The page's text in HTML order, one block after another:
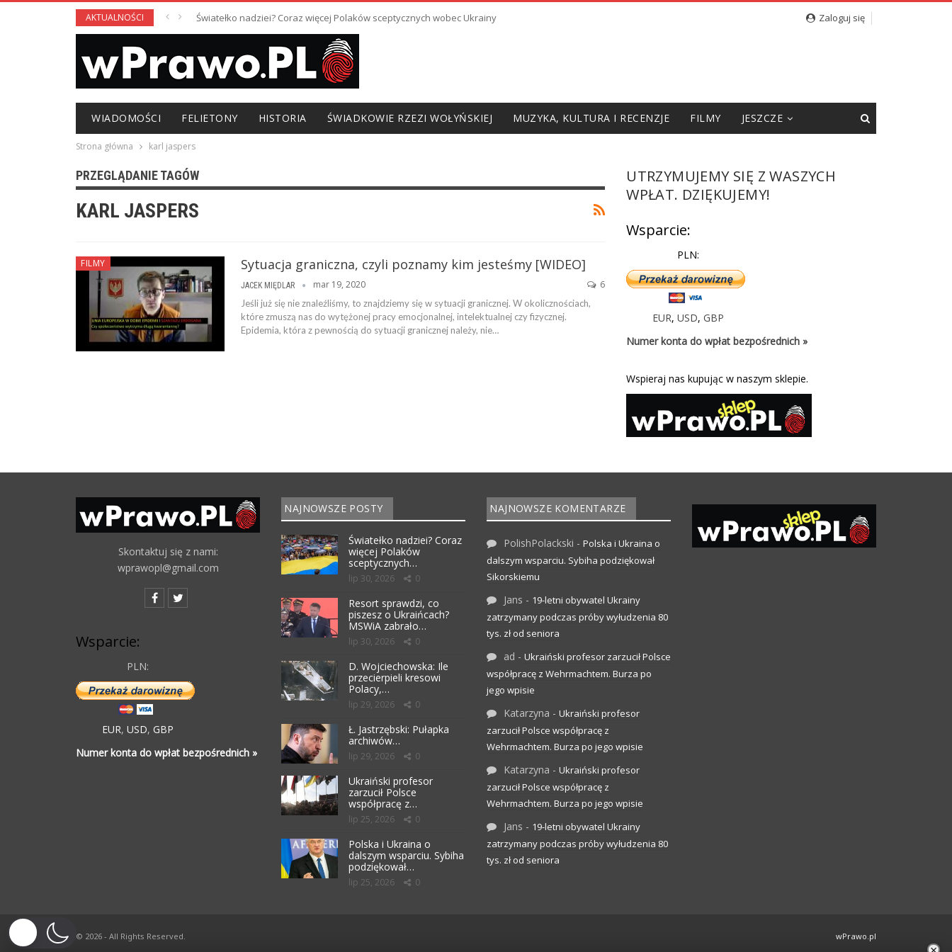
AKTUALNOŚCI Światełko nadziei? Coraz więcej Polaków sceptycznych wobec Ukrainy Zaloguj się
WIADOMOŚCI FELIETONY HISTORIA ŚWIADKOWIE RZEZI WOŁYŃSKIEJ MUZYKA, KULTURA I RECENZJE FILMY JESZCZE
Strona główna karl jaspers
PRZEGLĄDANIE TAGÓW
KARL JASPERS
FILMY Sytuacja graniczna, czyli poznamy kim jesteśmy [WIDEO]
JACEK MIĘDLAR mar 19, 2020 6
Jeśli już się nie znaleźliśmy, to znajdziemy się w sytuacji granicznej. W okolicznościach,
które zmuszą nas do wytężonej pracy emocjonalnej, intelektualnej czy fizycznej.
Epidemia, która z pewnością do sytuacji granicznej należy, nie…
UTRZYMUJEMY SIĘ Z WASZYCH
WPŁAT. DZIĘKUJEMY!
Wsparcie:
PLN:
EUR,USD,GBP
Numer konta do wpłat bezpośrednich »
Wspieraj nas kupując w naszym sklepie.
Skontaktuj się z nami:
wprawopl@gmail.com
Wsparcie:
PLN:
EUR, USD, GBP
Numer konta do wpłat bezpośrednich »
NAJNOWSZE POSTY
Światełko nadziei? Coraz
więcej Polaków
sceptycznych…
lip 30, 2026 0
Resort sprawdzi, co
piszesz o Ukraińcach?
MSWiA zabrało…
lip 30, 2026 0
D. Wojciechowska: Ile
przecierpieli kresowi
Polacy,…
lip 29, 2026 0
Ł. Jastrzębski: Pułapka
archiwów…
lip 29, 2026 0
Ukraiński profesor
zarzucił Polsce
współpracę z…
lip 25, 2026 0
Polska i Ukraina o
dalszym wsparciu. Sybiha
podziękował…
lip 25, 2026 0
NAJNOWSZE KOMENTARZE
PolishPolackski - Polska i Ukraina o
dalszym wsparciu. Sybiha podziękował
Sikorskiemu
Jans - 19-letni obywatel Ukrainy
zatrzymany podczas próby wyłudzenia 80
tys. zł od seniora
ad - Ukraiński profesor zarzucił Polsce
współpracę z Wehrmachtem. Burza po
jego wpisie
Katarzyna - Ukraiński profesor
zarzucił Polsce współpracę z
Wehrmachtem. Burza po jego wpisie
Katarzyna - Ukraiński profesor
zarzucił Polsce współpracę z
Wehrmachtem. Burza po jego wpisie
Jans - 19-letni obywatel Ukrainy
zatrzymany podczas próby wyłudzenia 80
tys. zł od seniora
© 2026 - All Rights Reserved. wPrawo.pl